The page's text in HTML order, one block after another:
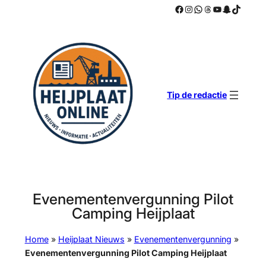
Facebook
Instagram
WhatsApp
Threads
YouTube
Snapchat
TikTok
Tip de redactie
Evenementenvergunning Pilot
Camping Heijplaat
Home» Heijplaat Nieuws » Evenementenvergunning »
Evenementenvergunning Pilot Camping Heijplaat